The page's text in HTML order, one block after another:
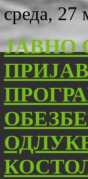
среда, 27
ЈАВНО